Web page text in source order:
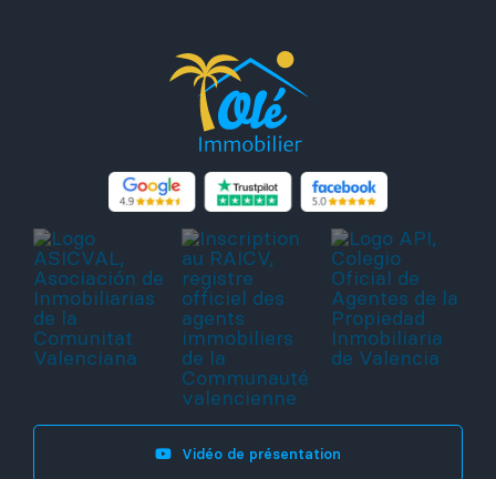
Vidéo de présentation